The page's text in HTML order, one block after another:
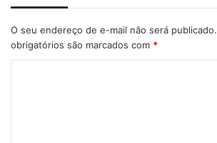
O seu endereço de e-mail não será publicado.
obrigatórios são marcados com *